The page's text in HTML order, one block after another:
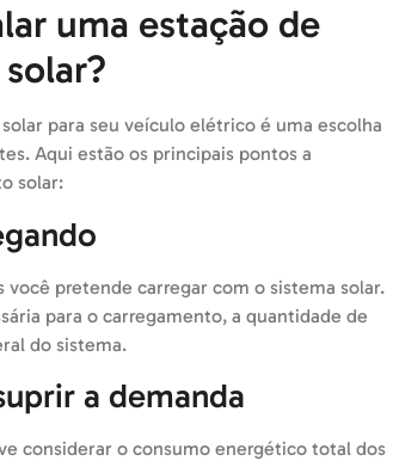
uma estação de
para seu veículo elétrico é uma escolha
Aqui estão os principais pontos a
solar:
pretende carregar com o sistema solar.
para o carregamento, a quantidade de
do sistema.
a demanda
considerar o consumo energético total dos